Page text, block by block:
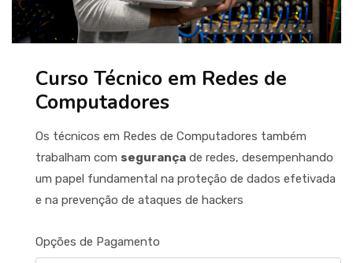
Curso Técnico em Redes de
Computadores
Os técnicos em Redes de Computadores também
trabalham com segurança de redes, desempenhando
um papel fundamental na proteção de dados efetivada
e na prevenção de ataques de hackers
Opções de Pagamento